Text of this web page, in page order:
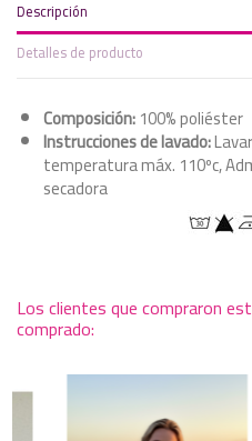
Descripción
Detalles de producto
Composición:100% poliéster
Instrucciones de lavado:
temperatura máx. 110ºc,
secadora
Los clientes que compraron
comprado: